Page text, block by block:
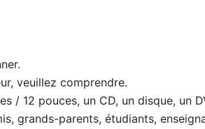
veuillez comprendre.
/ 12 pouces, un CD, un disque, un
grands-parents, étudiants,